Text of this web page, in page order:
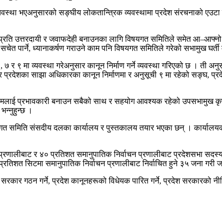
भएअनुसारको सङ्घीय लोकतान्त्रिक व्यवस्थामा प्रदेश संरचनाको
उत्तरदायी र जवाफदेही बनाउनका लागि विषयगत समितिले समेत
पार्ने, ध्यानाकर्षण गराउने काम पनि विषयगत समितिले गरेको सभामुख
९ मा व्यवस्था गरेअनुसार कानून निर्माण गर्ने व्यवस्था गरिएको छ । ती
साझा अधिकारका कानून निर्माणमा र अनुसूची ९ मा रहेको सङ्घ,
प्रभावकारी बनाउन सबैको साथ र सहयोग आवश्यक रहेको उपसभामुख
।
संसदीय दलका कार्यालय र पुस्तकालय तयार भएका छन् । कार्यालयको
र ४० प्रतिशत समानुपातिक निर्वाचन प्रणालीबाट प्रदेशसभा
सिटमा समानुपातिक निर्वाचन प्रणालीबाट निर्वाचित हुने ३५ जना
गठन गर्ने, प्रदेश कानूनहरूको विधेयक पारित गर्ने, प्रदेश सरकारको